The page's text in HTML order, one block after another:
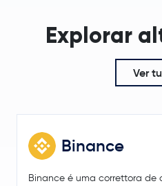
Explorar
Ver
Binance
Binance é uma correttora de